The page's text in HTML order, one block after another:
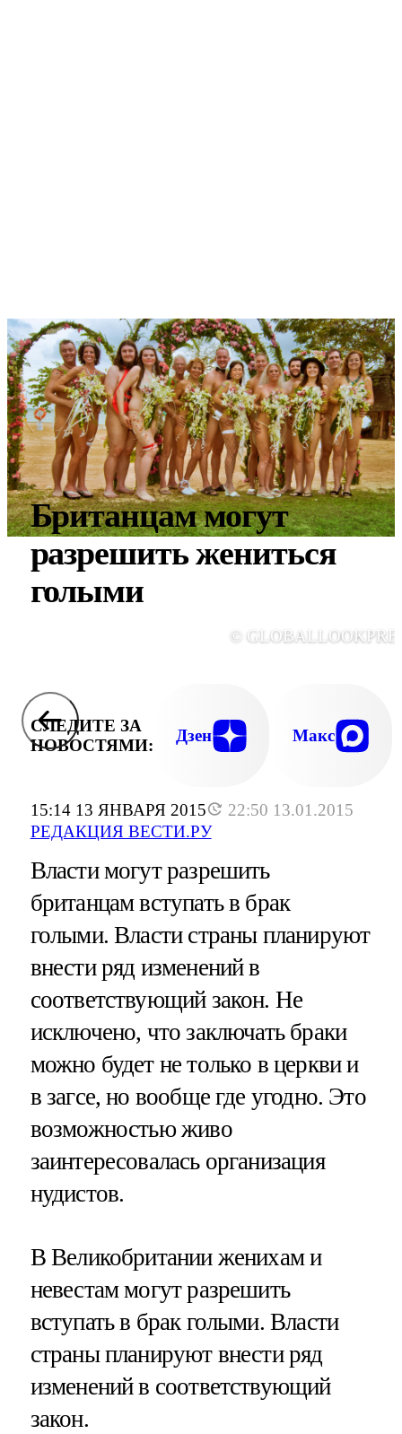
15:14 13 ЯНВАРЯ 2015
22:50 13.01.2015
РЕДАКЦИЯ ВЕСТИ.РУ
Британцам могут
разрешить жениться
голыми
©
СЛЕДИТЕ ЗА
НОВОСТЯМИ:
Дзен Макс
Власти могут разрешить
британцам вступать в брак
голыми. Власти страны планируют
внести ряд изменений в
соответствующий закон. Не
исключено, что заключать браки
можно будет не только в церкви и
в загсе, но вообще где угодно. Это
возможностью живо
заинтересовалась организация
нудистов.
В Великобритании женихам и
невестам могут разрешить
вступать в брак голыми. Власти
страны планируют внести ряд
изменений в соответствующий
закон.